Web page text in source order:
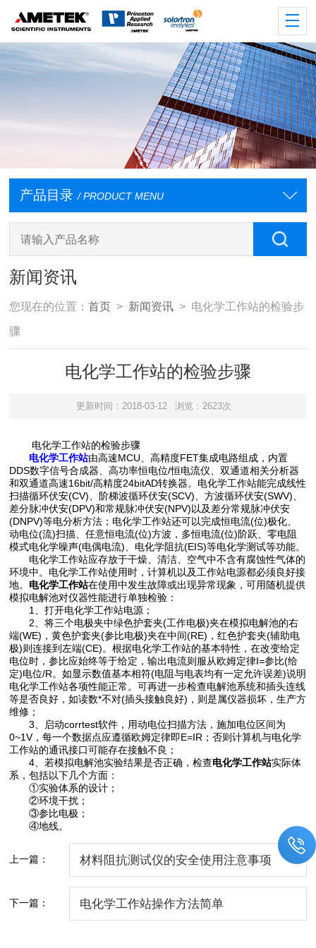
产品目录 / PRODUCT MENU
新闻资讯
您现在的位置：首页 > 新闻资讯 > 电化学工作站的检验步
骤
电化学工作站的检验步骤
更新时间：2018-03-12 浏览：2623次
电化学工作站的检验步骤
电化学工作站由高速MCU、高精度FET集成电路组成，内置
DDS数字信号合成器、高功率恒电位/恒电流仪、双通道相关分析器
和双通道高速16bit/高精度24bitAD转换器。电化学工作站能完成线性
扫描循环伏安(CV)、阶梯波循环伏安(SCV)、方波循环伏安(SWV)、
差分脉冲伏安(DPV)和常规脉冲伏安(NPV)以及差分常规脉冲伏安
(DNPV)等电分析方法；电化学工作站还可以完成恒电流(位)极化、
动电位(流)扫描、任意恒电流(位)方波，多恒电流(位)阶跃、零电阻
模式电化学噪声(电偶电流)、电化学阻抗(EIS)等电化学测试等功能。
电化学工作站应存放于干燥、清洁、空气中不含有腐蚀性气体的
环境中。电化学工作站使用时，计算机以及工作站电源都必须良好接
地。 电化学工作站在使用中发生故障或出现异常现象，可用随机提供
模拟电解池对仪器性能进行单独检验：
1、打开电化学工作站电源；
2、将三个电极夹中绿色护套夹(工作电极)夹在模拟电解池的右
端(WE)，黄色护套夹(参比电极)夹在中间(RE)，红色护套夹(辅助电
极)则连接到左端(CE)。根据电化学工作站的基本特性，在改变给定
电位时，参比应始终等于给定，输出电流则服从欧姆定律I=参比(给
定)电位/R。如显示数值基本相符(电阻与电表均有一定允许误差)说明
电化学工作站各项性能正常。可再进一步检查电解池系统和插头连线
等是否良好，如读数*不对(插头接触良好)，则是属仪器损坏，生产方
维修；
3、启动corrtest软件，用动电位扫描方法，施加电位区间为
0~1V，每一个数据点应遵循欧姆定律即E=IR；否则计算机与电化学
工作站的通讯接口可能存在接触不良；
4、若模拟电解池实验结果是否正确，检查电化学工作站实际体
系，包括以下几个方面：
①实验体系的设计；
②环境干扰；
③参比电极；
④地线。
上一篇： 材料阻抗测试仪的安全使用注意事项
下一篇： 电化学工作站操作方法简单